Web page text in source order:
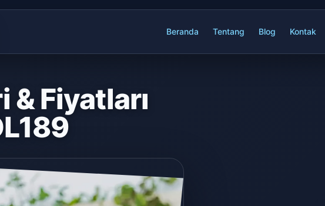
Beranda Tentang Blog Kontak
& Fiyatları